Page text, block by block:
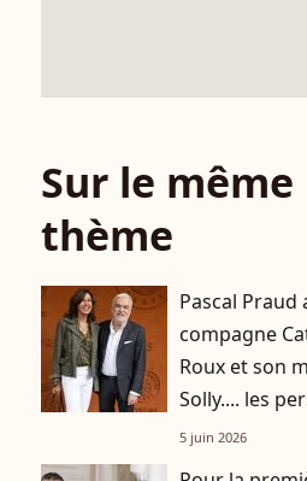
Sur le même
thème
Pascal Praud
compagne
Roux et son
Solly.... les
avec leurs
5 juin 2026